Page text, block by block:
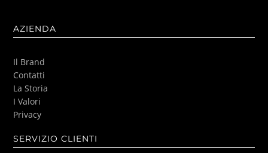
AZIENDA
Il Brand
Contatti
La Storia
I Valori
Privacy
SERVIZIO CLIENTI